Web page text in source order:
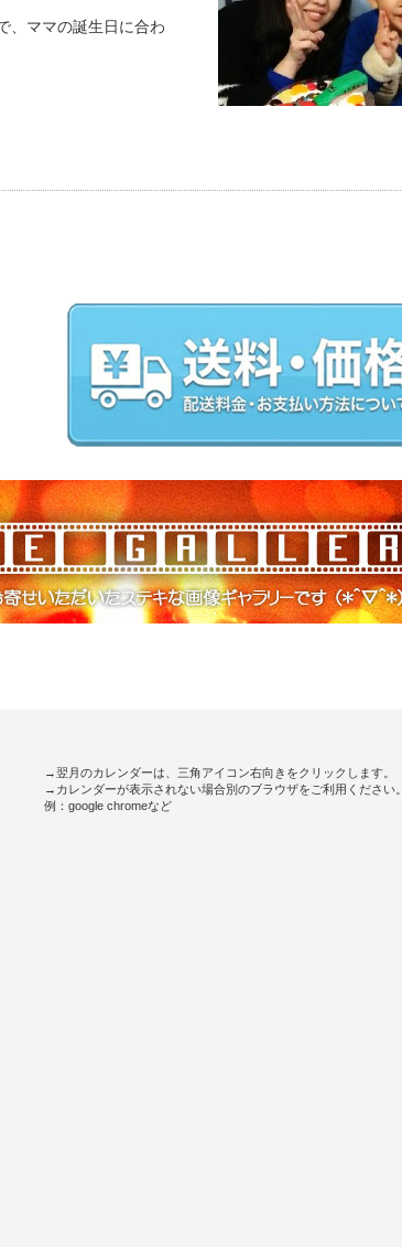
、ママの誕生日に合わ
→翌月のカレンダーは、三角アイコン右向きをクリックします。
→カレンダーが表示されない場合別のブラウザをご利用ください。
例：google chromeなど